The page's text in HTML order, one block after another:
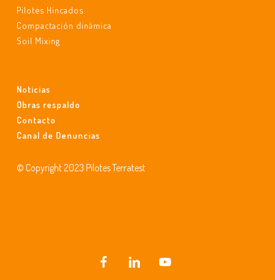
Pilotes Hincados
Compactación dinámica
Soil Mixing
Noticias
Obras respaldo
Contacto
Canal de Denuncias
© Copyright 2023 Pilotes Terratest
facebooklinkedinyoutube